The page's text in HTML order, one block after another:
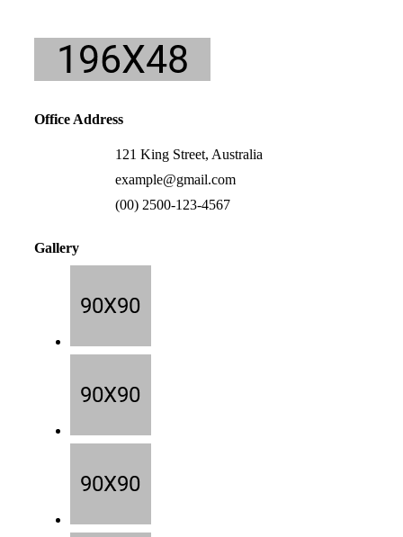
Office Address
121 King Street, Australia
example@gmail.com
(00) 2500-123-4567
Gallery